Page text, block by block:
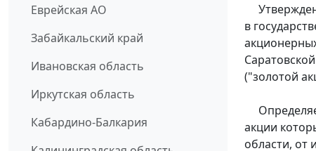
Еврейская АО
Забайкальский край
Ивановская область
Иркутская область
Кабардино-Балкария
в
("золотой
акции
области, от